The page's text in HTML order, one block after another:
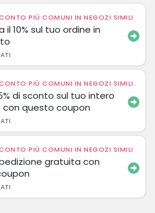
PIÙ COMUNI IN NEGOZI SIMILI
il 10% sul tuo ordine in
PIÙ COMUNI IN NEGOZI SIMILI
di sconto sul tuo intero
questo coupon
PIÙ COMUNI IN NEGOZI SIMILI
gratuita con